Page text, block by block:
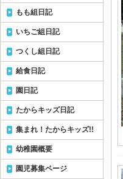
もも組日記
いちご組日記
つくし組日記
給食日記
園日記
たからキッズ日記
集まれ！たからキッズ!!
幼稚園概要
園児募集ページ